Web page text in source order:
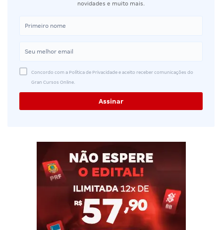
novidades e muito mais.
Concordo com a Política de Privacidade e aceito receber comunicações do
Gran Cursos Online.